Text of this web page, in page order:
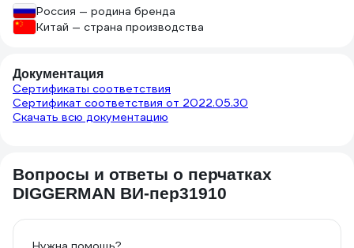
Россия — родина бренда
Китай — страна производства
Документация
Сертификаты соответствия
Сертификат соответствия от 2022.05.30
Скачать всю документацию
Вопросы и ответы о перчатках
DIGGERMAN ВИ-пер31910